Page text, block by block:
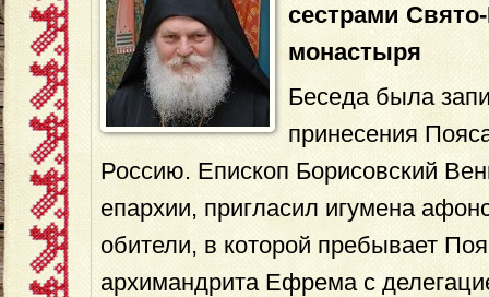
сестрами
монастыря
Беседа была
принесения
Россию. Епископ Борисовский
епархии, пригласил игумена
обители, в которой пребывает
архимандрита Ефрема с